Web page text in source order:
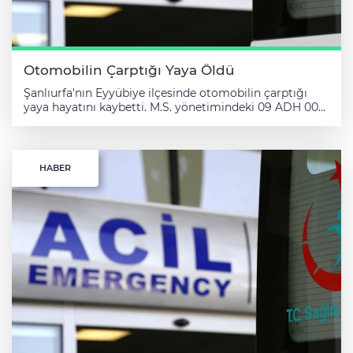
Otomobilin Çarptığı Yaya Öldü
Şanlıurfa'nın Eyyübiye ilçesinde otomobilin çarptığı
yaya hayatını kaybetti. M.S. yönetimindeki 09 ADH 004
karşısına geçmeye çalışan Emrullah Aytekin'e (17)
çarptı. İhbar üzerine olay yerine sağlık ve polis ekipleri
Aytekin'in hayatını kaybettiği belirlendi. Aytekin'in
cenazesi, Adli Tıp Kurumu morguna kaldırıldı. Olay
yerinden kaçan sürücü, polis tarafından gözaltına
alındı.
HABER